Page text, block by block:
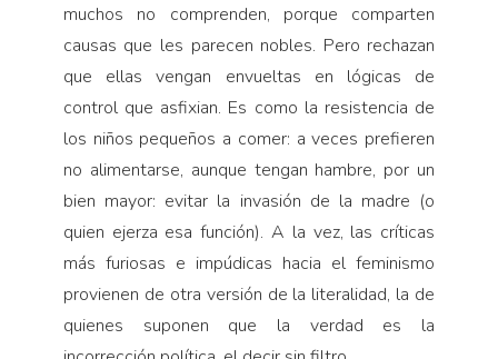
muchos no comprenden, porque comparten
causas que les parecen nobles. Pero rechazan
que ellas vengan envueltas en lógicas de
control que asfixian. Es como la resistencia de
los niños pequeños a comer: a veces prefieren
no alimentarse, aunque tengan hambre, por un
bien mayor: evitar la invasión de la madre (o
quien ejerza esa función). A la vez, las críticas
más furiosas e impúdicas hacia el feminismo
provienen de otra versión de la literalidad, la de
quienes suponen que la verdad es la